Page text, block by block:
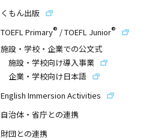
くもん出版
TOEFL Primary® /TOEFL Junior®
施設・学校・企業での公文式
施設・学校向け導入事業
企業・学校向け日本語
English Immersion Activities
自治体・省庁との連携
財団との連携